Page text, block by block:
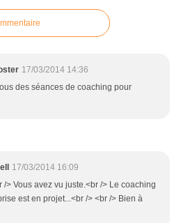
17/03/2014 14:36
des séances de coaching pour
17/03/2014 16:09
/> Vous avez vu juste.<br /> Le coaching
est en projet...<br /> <br /> Bien à